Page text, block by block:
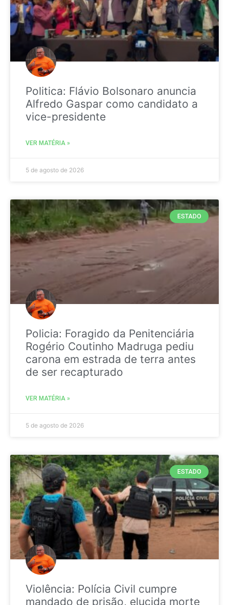
Politica: Flávio Bolsonaro anuncia
Alfredo Gaspar como candidato a
vice-presidente
VER MATÉRIA »
5 de agosto de 2026
ESTADO
Policia: Foragido da Penitenciária
Rogério Coutinho Madruga pediu
carona em estrada de terra antes
de ser recapturado
VER MATÉRIA »
5 de agosto de 2026
ESTADO
Violência: Polícia Civil cumpre
mandado de prisão, elucida morte